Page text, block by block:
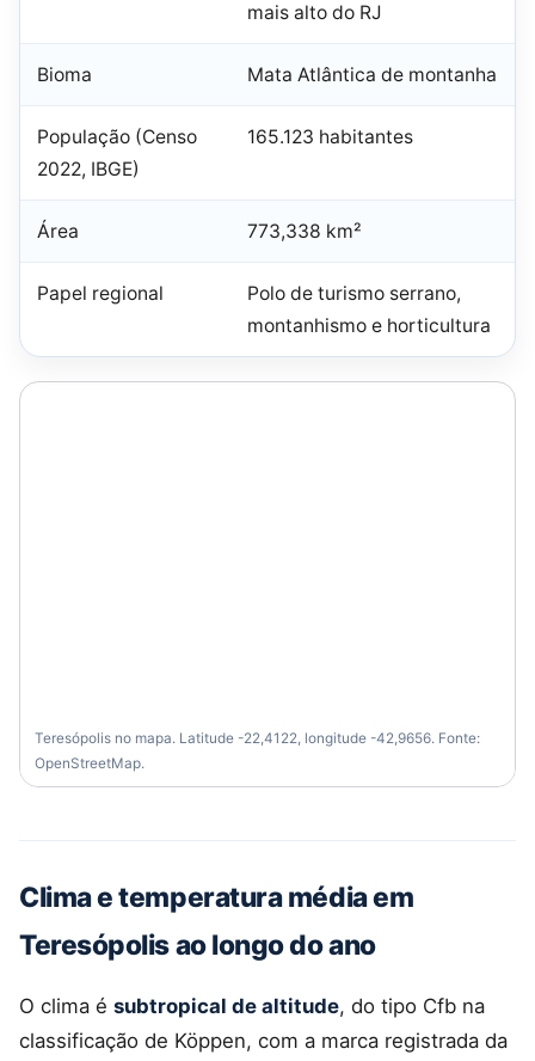
mais alto do RJ
Bioma Mata Atlântica de montanha
População (Censo
2022, IBGE)
165.123 habitantes
Área 773,338 km²
Papel regional
Polo de turismo serrano,
montanhismo e horticultura
Teresópolis no mapa. Latitude -22,4122, longitude -42,9656. Fonte:
OpenStreetMap.
Clima e temperatura média em
Teresópolis ao longo do ano
O clima é subtropical de altitude, do tipo Cfb na
classificação de Köppen, com a marca registrada da